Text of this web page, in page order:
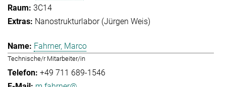
3C14
Nanostrukturlabor (Jürgen Weis)
Fahrner, Marco
Technische/r Mitarbeiter/in
+49 711 689-1546